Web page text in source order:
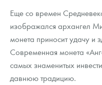
Аксессуары
Гарри Поттер
Год Лошади
Памятка для работы с
Условия возврата
Монеты
Скупка слитков
Наши преимущества
Письмо директору
Пресс-служба
Еще со времен
изображался архангел
монета приносит удачу и
Современная монета
самых знаменитых
давнюю традицию.